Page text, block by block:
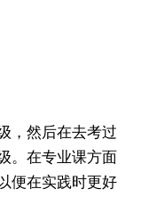
然后在去考过
。在专业课方面
便在实践时更好